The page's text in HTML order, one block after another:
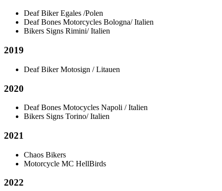
Deaf Biker Egales /Polen
Deaf Bones Motorcycles Bologna/ Italien
Bikers Signs Rimini/ Italien
2019
Deaf Biker Motosign / Litauen
2020
Deaf Bones Motocycles Napoli / Italien
Bikers Signs Torino/ Italien
2021
Chaos Bikers
Motorcycle MC HellBirds
2022